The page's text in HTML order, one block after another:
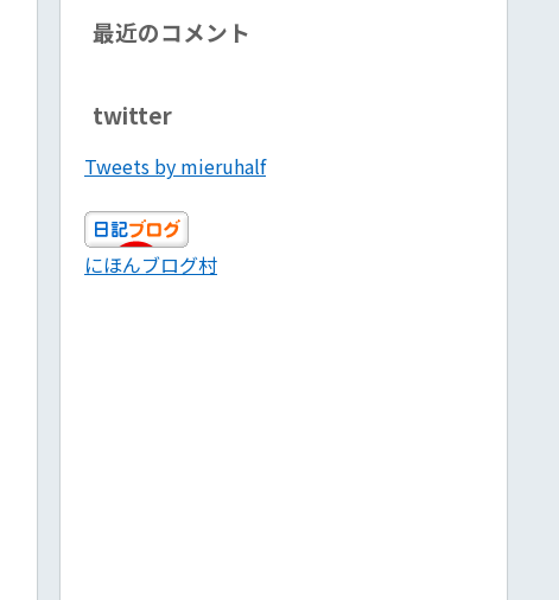
最近のコメント
twitter
Tweets by mieruhalf
にほんブログ村